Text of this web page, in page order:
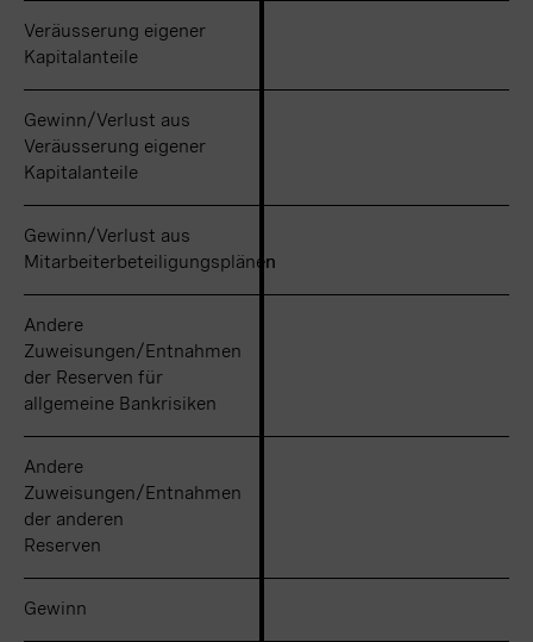
Veräusserung eigener
Kapitalanteile
Gewinn/Verlust aus
Veräusserung eigener
Kapitalanteile
Gewinn/Verlust aus
Mitarbeiterbeteiligungsplänen
Andere
Zuweisungen/Entnahmen
der Reserven für
allgemeine Bankrisiken
Andere
Zuweisungen/Entnahmen
der anderen
Reserven
Gewinn
Veräusserung eigener
Kapitalanteile
Gewinn/Verlust aus
Veräusserung eigener
Kapitalanteile
Gewinn/Verlust aus
Mitarbeiterbeteiligungsplänen
Andere
Zuweisungen/Entnahmen
der Reserven für
allgemeine Bankrisiken
Andere
Zuweisungen/Entnahmen
der anderen
Reserven
Gewinn